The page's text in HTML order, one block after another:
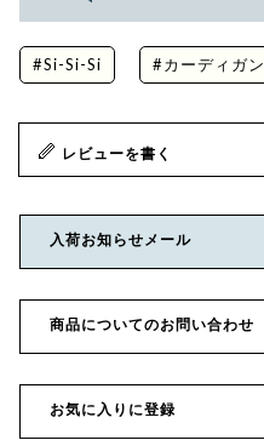
#Si-Si-Si #カーディガン
レビューを書く
入荷お知らせメール
商品についてのお問い合わせ
お気に入りに登録